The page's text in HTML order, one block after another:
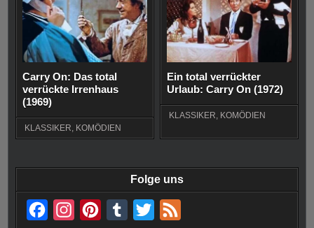
Carry On: Das total
verrückte Irrenhaus
(1969)
KLASSIKER, KOMÖDIEN
Ein total verrückter
Urlaub: Carry On (1972)
KLASSIKER, KOMÖDIEN
Folge uns